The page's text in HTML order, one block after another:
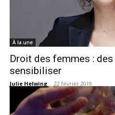
À la une
Droit des femmes :
sensibiliser
Julie Helwing - 22 février 2019